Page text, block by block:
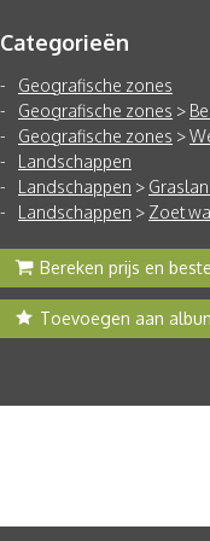
Categorieën
Geografische zones
Geografische zones >
Geografische zones >
Landschappen
Landschappen >
Landschappen > Zoet
Bereken prijs en
Toevoegen aan